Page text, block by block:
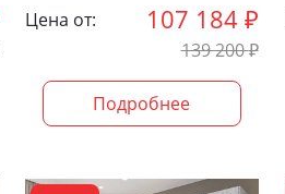
Цена от: 107 184 ₽
139 200₽
Подробнее